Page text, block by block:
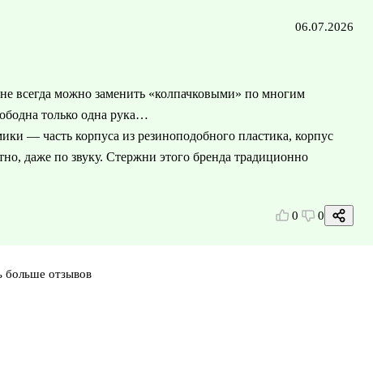
06.07.2026
всегда можно заменить «колпачковыми» по многим
только одна рука…
— часть корпуса из резиноподобного пластика, корпус
даже по звуку. Стержни этого бренда традиционно
0 0
больше отзывов